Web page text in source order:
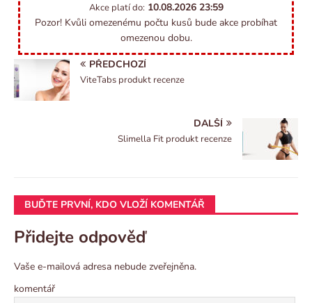
Akce platí do: 10.08.2026 23:59
Pozor! Kvůli omezenému počtu kusů bude akce probíhat
omezenou dobu.
PŘEDCHOZÍ
ViteTabs produkt recenze
DALŠÍ
Slimella Fit produkt recenze
BUĎTE PRVNÍ, KDO VLOŽÍ KOMENTÁŘ
Přidejte odpověď
Vaše e-mailová adresa nebude zveřejněna.
komentář